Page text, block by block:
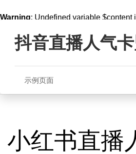
Warning: Undefined variable $content
content抖音直播人气
示例页面
小红书直播